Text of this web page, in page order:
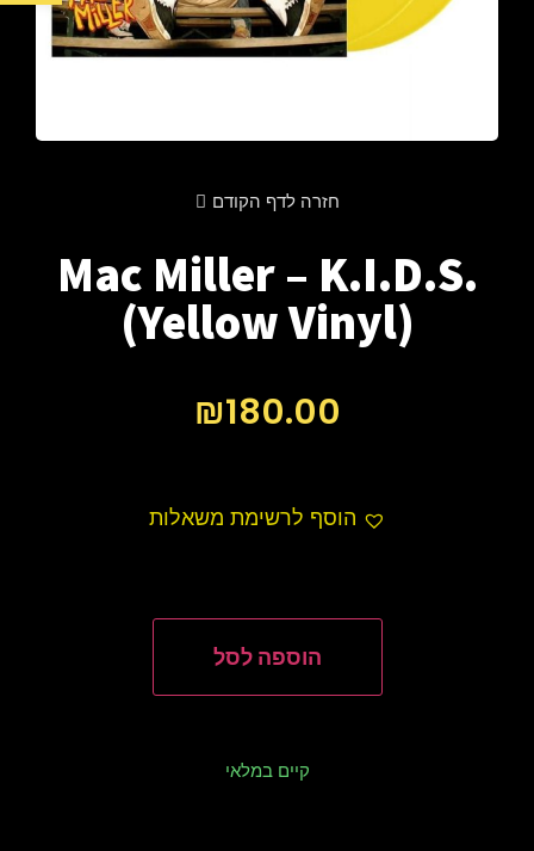
חזרה לדף הקודם
Mac Miller – K.I.D.S.
(Yellow Vinyl)
₪180.00
הוסף לרשימת משאלות
הוספה לסל
קיים במלאי